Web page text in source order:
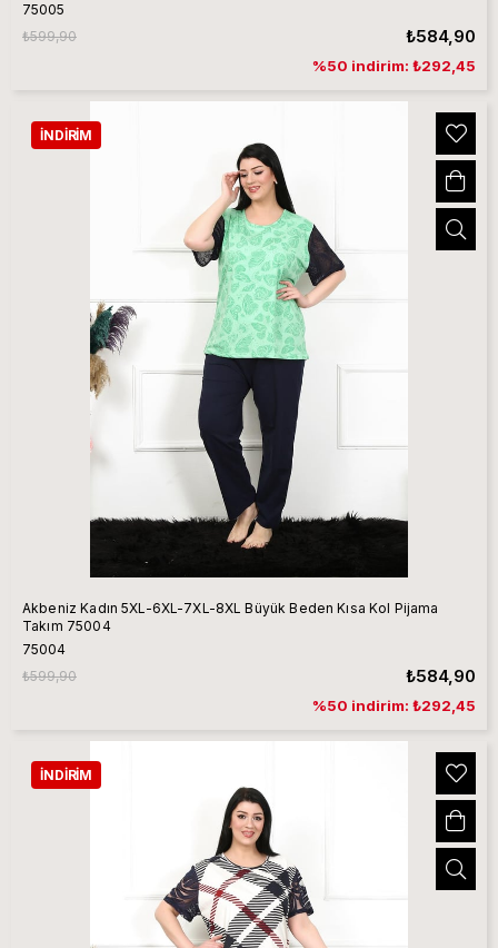
75005
₺584,90
₺599,90
%50 indirim: ₺292,45
Akbeniz Kadın 5XL-6XL-7XL-8XL Büyük Beden Kısa Kol Pijama
Takım 75004
75004
₺584,90
₺599,90
%50 indirim: ₺292,45
İNDIRIM
İNDIRIM